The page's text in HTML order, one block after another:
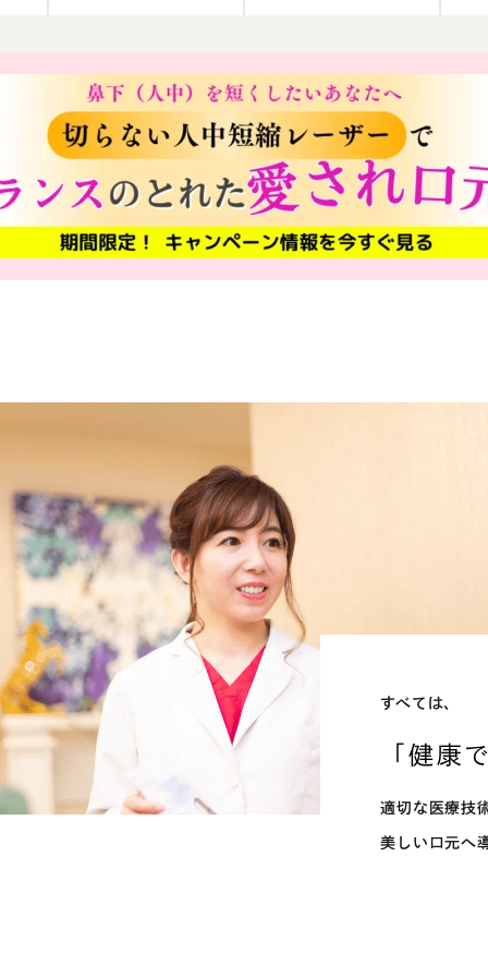
ニング レーザーホワイトニング 矯正歯科 シュアス
ジングケア レーザー治療 リップアートメイク
すべては、
「健康
適切な医療技
美しい口元へ